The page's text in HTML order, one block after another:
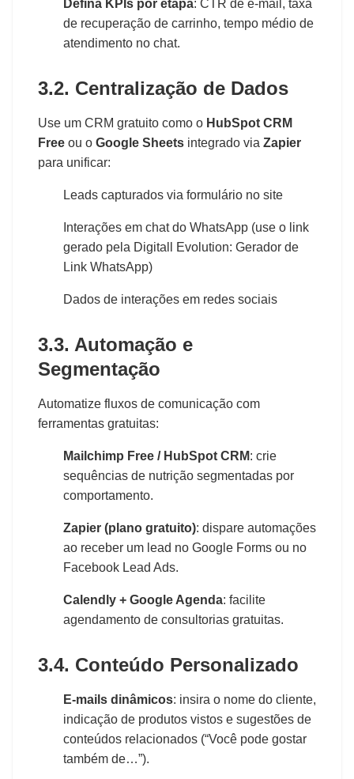
Defina KPIs por etapa: CTR de e-mail, taxa
de recuperação de carrinho, tempo médio de
atendimento no chat.
3.2. Centralização de Dados
Use um CRM gratuito como o HubSpot CRM
Free ou o Google Sheets integrado via Zapier
para unificar:
Leads capturados via formulário no site
Interações em chat do WhatsApp (use o link
gerado pela Digitall Evolution: Gerador de
Link WhatsApp)
Dados de interações em redes sociais
3.3. Automação e
Segmentação
Automatize fluxos de comunicação com
ferramentas gratuitas:
Mailchimp Free / HubSpot CRM: crie
sequências de nutrição segmentadas por
comportamento.
Zapier (plano gratuito): dispare automações
ao receber um lead no Google Forms ou no
Facebook Lead Ads.
Calendly + Google Agenda: facilite
agendamento de consultorias gratuitas.
3.4. Conteúdo Personalizado
E-mails dinâmicos: insira o nome do cliente,
indicação de produtos vistos e sugestões de
conteúdos relacionados (“Você pode gostar
também de…”).